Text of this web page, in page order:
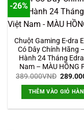
-26%
Chuột Gaming E-dra
Có Dây Chính Hãng
Hành 24 Tháng
Nam – MÀU HỒNG
389.000VNĐ Giá
là:
THÊM VÀO GIỎ